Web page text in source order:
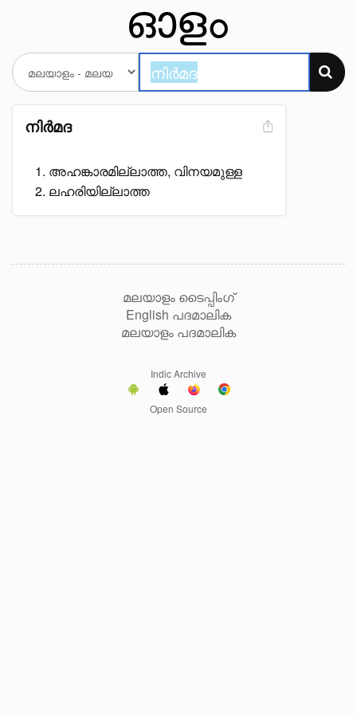
നിർമദ
അഹങ്കാരമില്ലാത്ത, വിനയമുള്ള
ലഹരിയില്ലാത്ത
മലയാളം ടൈപ്പിംഗ്
English പദമാലിക
മലയാളം പദമാലിക
Indic Archive
Open Source